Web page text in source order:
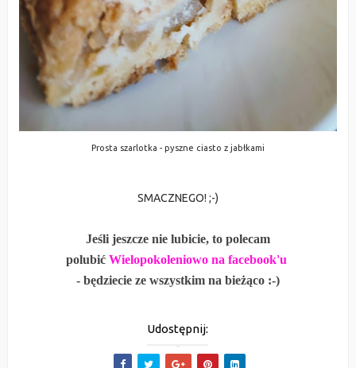
Prosta szarlotka - pyszne ciasto z jabłkami
SMACZNEGO! ;-)
Jeśli jeszcze nie lubicie, to polecam
polubić Wielopokoleniowo na facebook'u
- będziecie ze wszystkim na bieżąco :-)
Udostępnij: